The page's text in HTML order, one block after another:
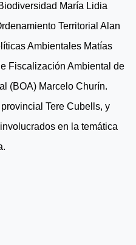
María Lidia
Territorial Alan
Ambientales Matías
Fiscalización Ambiental de
(BOA) Marcelo Churín.
Tere Cubells, y
en la temática